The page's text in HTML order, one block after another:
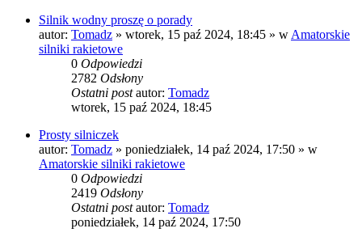
Silnik wodny proszę o porady
autor: Tomadz » wtorek, 15 paź 2024, 18:45 » w Amatorskie
silniki rakietowe
0 Odpowiedzi
2782 Odsłony
Ostatni postautor: Tomadz
wtorek, 15 paź 2024, 18:45
Prosty silniczek
autor: Tomadz » poniedziałek, 14 paź 2024, 17:50 » w
Amatorskie silniki rakietowe
0 Odpowiedzi
2419 Odsłony
Ostatni postautor: Tomadz
poniedziałek, 14 paź 2024, 17:50